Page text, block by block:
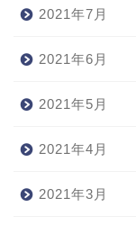
2021年7月
2021年6月
2021年5月
2021年4月
2021年3月